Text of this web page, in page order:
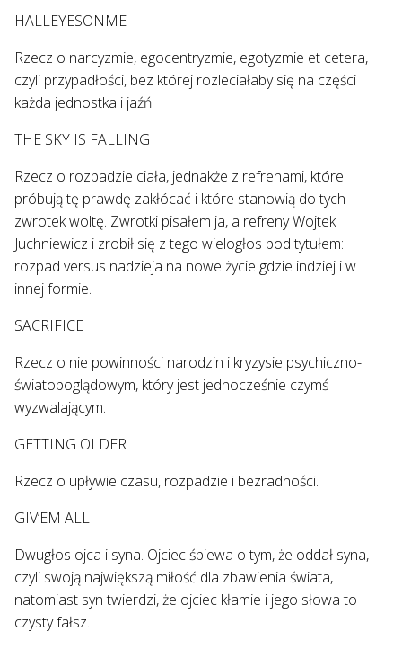
HALLEYESONME
Rzecz o narcyzmie, egocentryzmie, egotyzmie et cetera,
czyli przypadłości, bez której rozleciałaby się na części
każda jednostka i jaźń.
THE SKY IS FALLING
Rzecz o rozpadzie ciała, jednakże z refrenami, które
próbują tę prawdę zakłócać i które stanowią do tych
zwrotek woltę. Zwrotki pisałem ja, a refreny Wojtek
Juchniewicz i zrobił się z tego wielogłos pod tytułem:
rozpad versus nadzieja na nowe życie gdzie indziej i w
innej formie.
SACRIFICE
Rzecz o nie powinności narodzin i kryzysie psychiczno-
światopoglądowym, który jest jednocześnie czymś
wyzwalającym.
GETTING OLDER
Rzecz o upływie czasu, rozpadzie i bezradności.
GIV’EM ALL
Dwugłos ojca i syna. Ojciec śpiewa o tym, że oddał syna,
czyli swoją największą miłość dla zbawienia świata,
natomiast syn twierdzi, że ojciec kłamie i jego słowa to
czysty fałsz.